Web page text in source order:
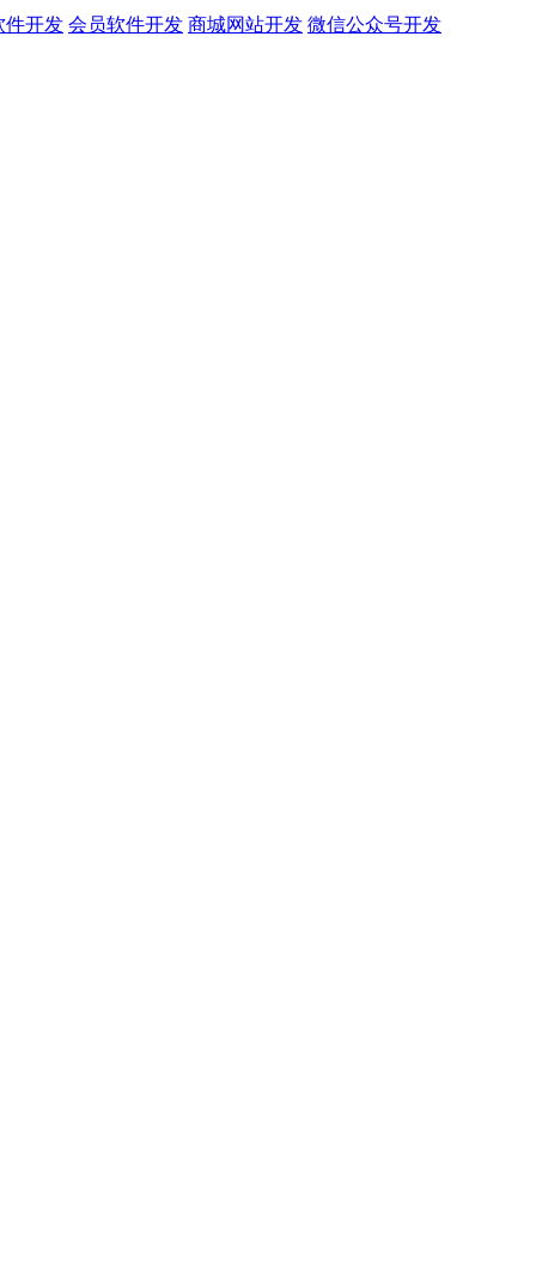
件开发会员软件开发商城网站开发微信公众号开发